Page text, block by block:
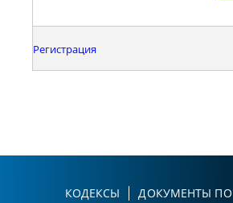
Регистрация
КОДЕКСЫ
ДОКУМЕНТЫ